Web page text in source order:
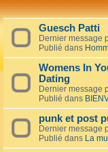
Guesch Patti
Dernier message
Publié dans
Womens In
Dating
Dernier message
Publié dans
punk et post
Dernier message
Publié dans La